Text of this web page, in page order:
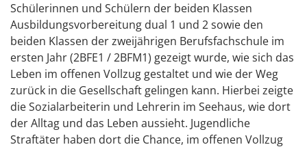
Schülerinnen und Schülern der beiden Klassen
Ausbildungsvorbereitung dual 1 und 2 sowie den
beiden Klassen der zweijährigen Berufsfachschule im
ersten Jahr (2BFE1 / 2BFM1) gezeigt wurde, wie sich das
Leben im offenen Vollzug gestaltet und wie der Weg
zurück in die Gesellschaft gelingen kann. Hierbei zeigte
die Sozialarbeiterin und Lehrerin im Seehaus, wie dort
der Alltag und das Leben aussieht. Jugendliche
Straftäter haben dort die Chance, im offenen Vollzug